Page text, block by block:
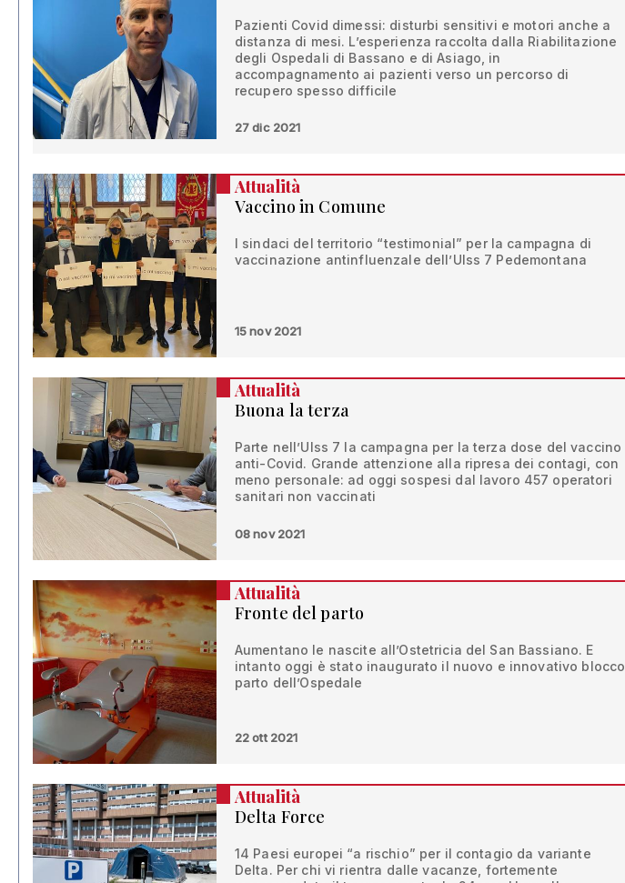
Pazienti Covid dimessi: disturbi sensitivi e motori anche a
distanza di mesi. L’esperienza raccolta dalla Riabilitazione
degli Ospedali di Bassano e di Asiago, in
accompagnamento ai pazienti verso un percorso di
recupero spesso difficile
27 dic 2021
Attualità
Vaccino in Comune
I sindaci del territorio “testimonial” per la campagna di
vaccinazione antinfluenzale dell’Ulss 7 Pedemontana
15 nov 2021
Attualità
Buona la terza
Parte nell’Ulss 7 la campagna per la terza dose del vaccino
anti-Covid. Grande attenzione alla ripresa dei contagi, con
meno personale: ad oggi sospesi dal lavoro 457 operatori
sanitari non vaccinati
08 nov 2021
Attualità
Fronte del parto
Aumentano le nascite all’Ostetricia del San Bassiano. E
intanto oggi è stato inaugurato il nuovo e innovativo blocco
parto dell’Ospedale
22 ott 2021
Attualità
Delta Force
14 Paesi europei “a rischio” per il contagio da variante
Delta. Per chi vi rientra dalle vacanze, fortemente